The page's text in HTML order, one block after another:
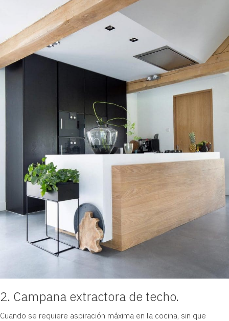
2. Campana extractora de techo.
Cuando se requiere aspiración máxima en la cocina, sin que